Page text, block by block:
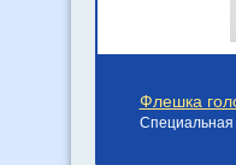
Флешка
Специальная